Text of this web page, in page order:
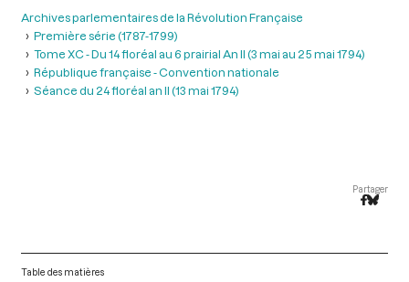
Archives parlementaires de la Révolution Française
Première série (1787-1799)
Tome XC - Du 14 floréal au 6 prairial An II (3 mai au 25 mai 1794)
République française - Convention nationale
Séance du 24 floréal an II (13 mai 1794)
Partager
Table des matières